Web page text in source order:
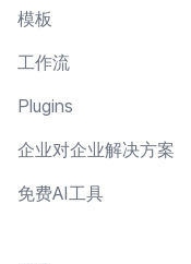
模板
工作流
Plugins
企业对企业解决方案
免费AI工具